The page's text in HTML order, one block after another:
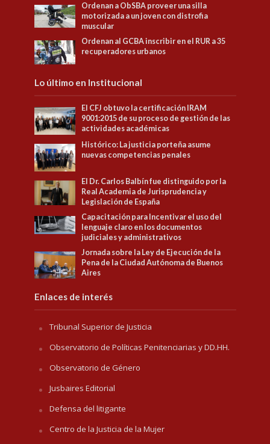
Ordenan a ObSBA proveer una silla
motorizada a un joven con distrofia
muscular
Ordenan al GCBA inscribir en el RUR a 35
recuperadores urbanos
Lo último en Institucional
El CFJ obtuvo la certificación IRAM
9001:2015 de su proceso de gestión de las
actividades académicas
Histórico: La justicia porteña asume
nuevas competencias penales
El Dr. Carlos Balbín fue distinguido por la
Real Academia de Jurisprudencia y
Legislación de España
Capacitación para Incentivar el uso del
lenguaje claro en los documentos
judiciales y administrativos
Jornada sobre la Ley de Ejecución de la
Pena de la Ciudad Autónoma de Buenos
Aires
Enlaces de interés
Tribunal Superior de Justicia
Observatorio de Políticas Penitenciarias y DD.HH.
Observatorio de Género
Jusbaires Editorial
Defensa del litigante
Centro de la Justicia de la Mujer